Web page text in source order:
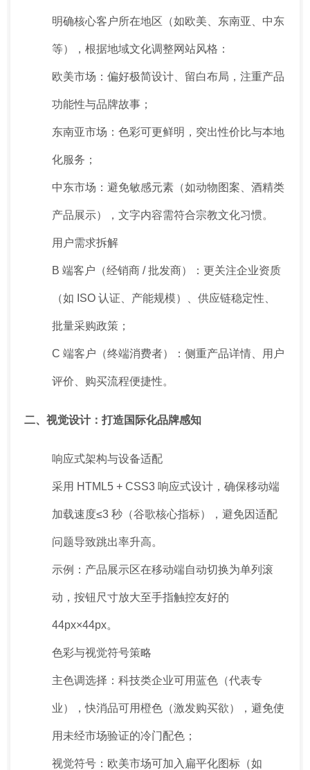
明确核心客户所在地区（如欧美、东南亚、中东
等），根据地域文化调整网站风格：
欧美市场：偏好极简设计、留白布局，注重产品
功能性与品牌故事；
东南亚市场：色彩可更鲜明，突出性价比与本地
化服务；
中东市场：避免敏感元素（如动物图案、酒精类
产品展示），文字内容需符合宗教文化习惯。
用户需求拆解
B 端客户（经销商 / 批发商）：更关注企业资质
（如 ISO 认证、产能规模）、供应链稳定性、
批量采购政策；
C 端客户（终端消费者）：侧重产品详情、用户
评价、购买流程便捷性。
二、视觉设计：打造国际化品牌感知
响应式架构与设备适配
采用 HTML5 + CSS3 响应式设计，确保移动端
加载速度≤3 秒（谷歌核心指标），避免因适配
问题导致跳出率升高。
示例：产品展示区在移动端自动切换为单列滚
动，按钮尺寸放大至手指触控友好的
44px×44px。
色彩与视觉符号策略
主色调选择：科技类企业可用蓝色（代表专
业），快消品可用橙色（激发购买欲），避免使
用未经市场验证的冷门配色；
视觉符号：欧美市场可加入扁平化图标（如